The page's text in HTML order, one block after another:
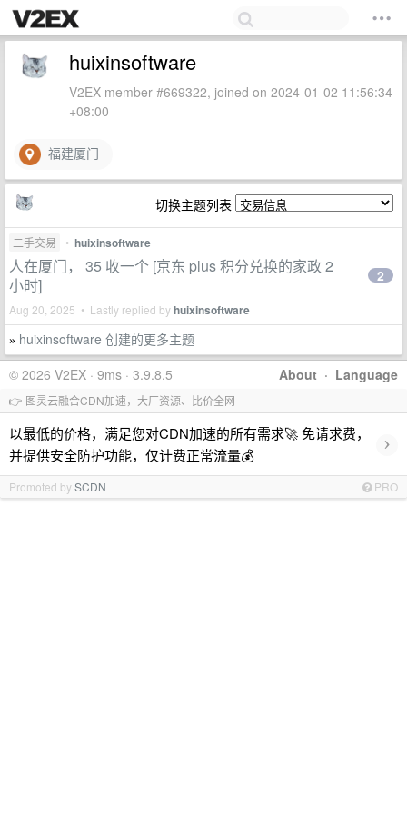
huixinsoftware
V2EX member #669322, joined on 2024-01-02 11:56:34
+08:00
福建厦门
切换主题列表
二手交易 • huixinsoftware
人在厦门， 35 收一个 [京东 plus 积分兑换的家政 2
小时]
Aug 20, 2025 • Lastly replied byhuixinsoftware
2
» huixinsoftware 创建的更多主题
About · Language
© 2026 V2EX · 9ms · 3.9.8.5
👉 图灵云融合CDN加速，大厂资源、比价全网
以最低的价格，满足您对CDN加速的所有需求🚀 免请求费，
并提供安全防护功能，仅计费正常流量💰
›
Promoted bySCDN PRO